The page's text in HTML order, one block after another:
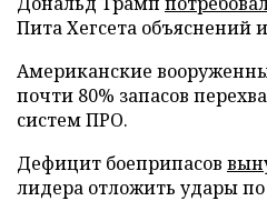
Пита Хегсета объяснений
Американские
почти 80% запасов
систем ПРО.
Дефицит боеприпасов
лидера отложить удары